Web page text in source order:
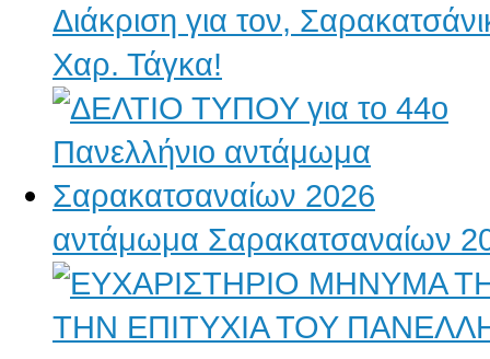
Διάκριση για τον,
Χαρ. Τάγκα!
αντάμωμα Σαρακατσαναίων